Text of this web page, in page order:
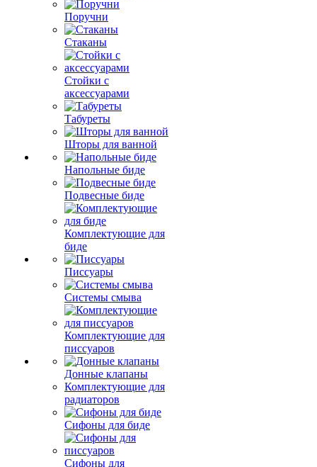
Поручни
Стаканы
Стойки с
аксессуарами
Табуреты
Шторы для ванной
Напольные биде
Подвесные биде
Комплектующие для
биде
Писсуары
Системы смыва
Комплектующие для
писсуаров
Донные клапаны
Комплектующие для
радиаторов
Сифоны для биде
Сифоны для